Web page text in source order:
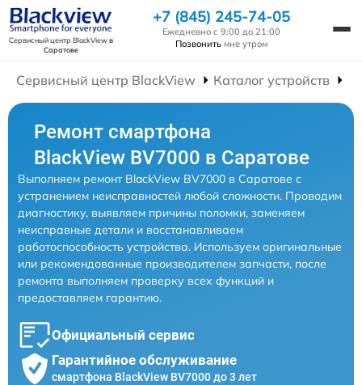
Сервисный центр BlackViewв
Саратове
+7 (845) 245-74-05
Ежедневно с 9:00 до 21:00
Позвонить мне утром
Сервисный центр BlackView Каталог устройств
Ремонт смартфона
BlackView BV7000 в Саратове
Выполняем ремонт BlackView BV7000 в Саратове с
устранением неисправностей любой сложности. Проводим
диагностику, выявляем причины поломки, заменяем
неисправные детали и восстанавливаем
работоспособность устройства. Используем оригинальные
или рекомендованные производителем запчасти, после
ремонта выполняем проверку всех функций и
предоставляем гарантию.
Официальный сервис
Гарантийное обслуживание
смартфона BlackView BV7000 до 3 лет